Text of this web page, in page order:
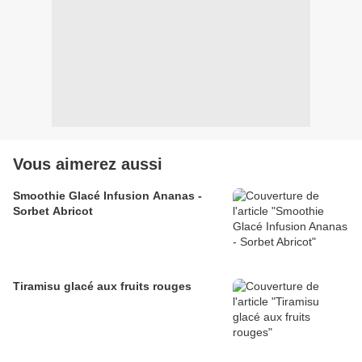
Vous aimerez aussi
Smoothie Glacé Infusion Ananas -
Sorbet Abricot
Tiramisu glacé aux fruits rouges